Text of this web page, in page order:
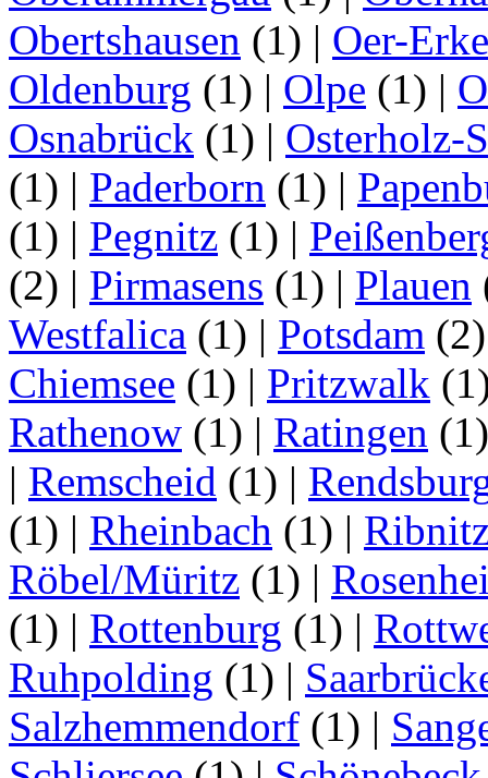
Obertshausen (1) | Oer-
Oldenburg (1) | Olpe (1) |
Osnabrück (1) | Osterholz-
(1) | Paderborn (1) |
(1) | Pegnitz (1) |
(2) | Pirmasens (1) | Plauen
Westfalica (1) | Potsdam
Chiemsee (1) | Pritzwalk
Rathenow (1) | Ratingen
| Remscheid (1) |
(1) | Rheinbach (1) |
Röbel/Müritz (1) |
(1) | Rottenburg (1) |
Ruhpolding (1) |
Salzhemmendorf (1) |